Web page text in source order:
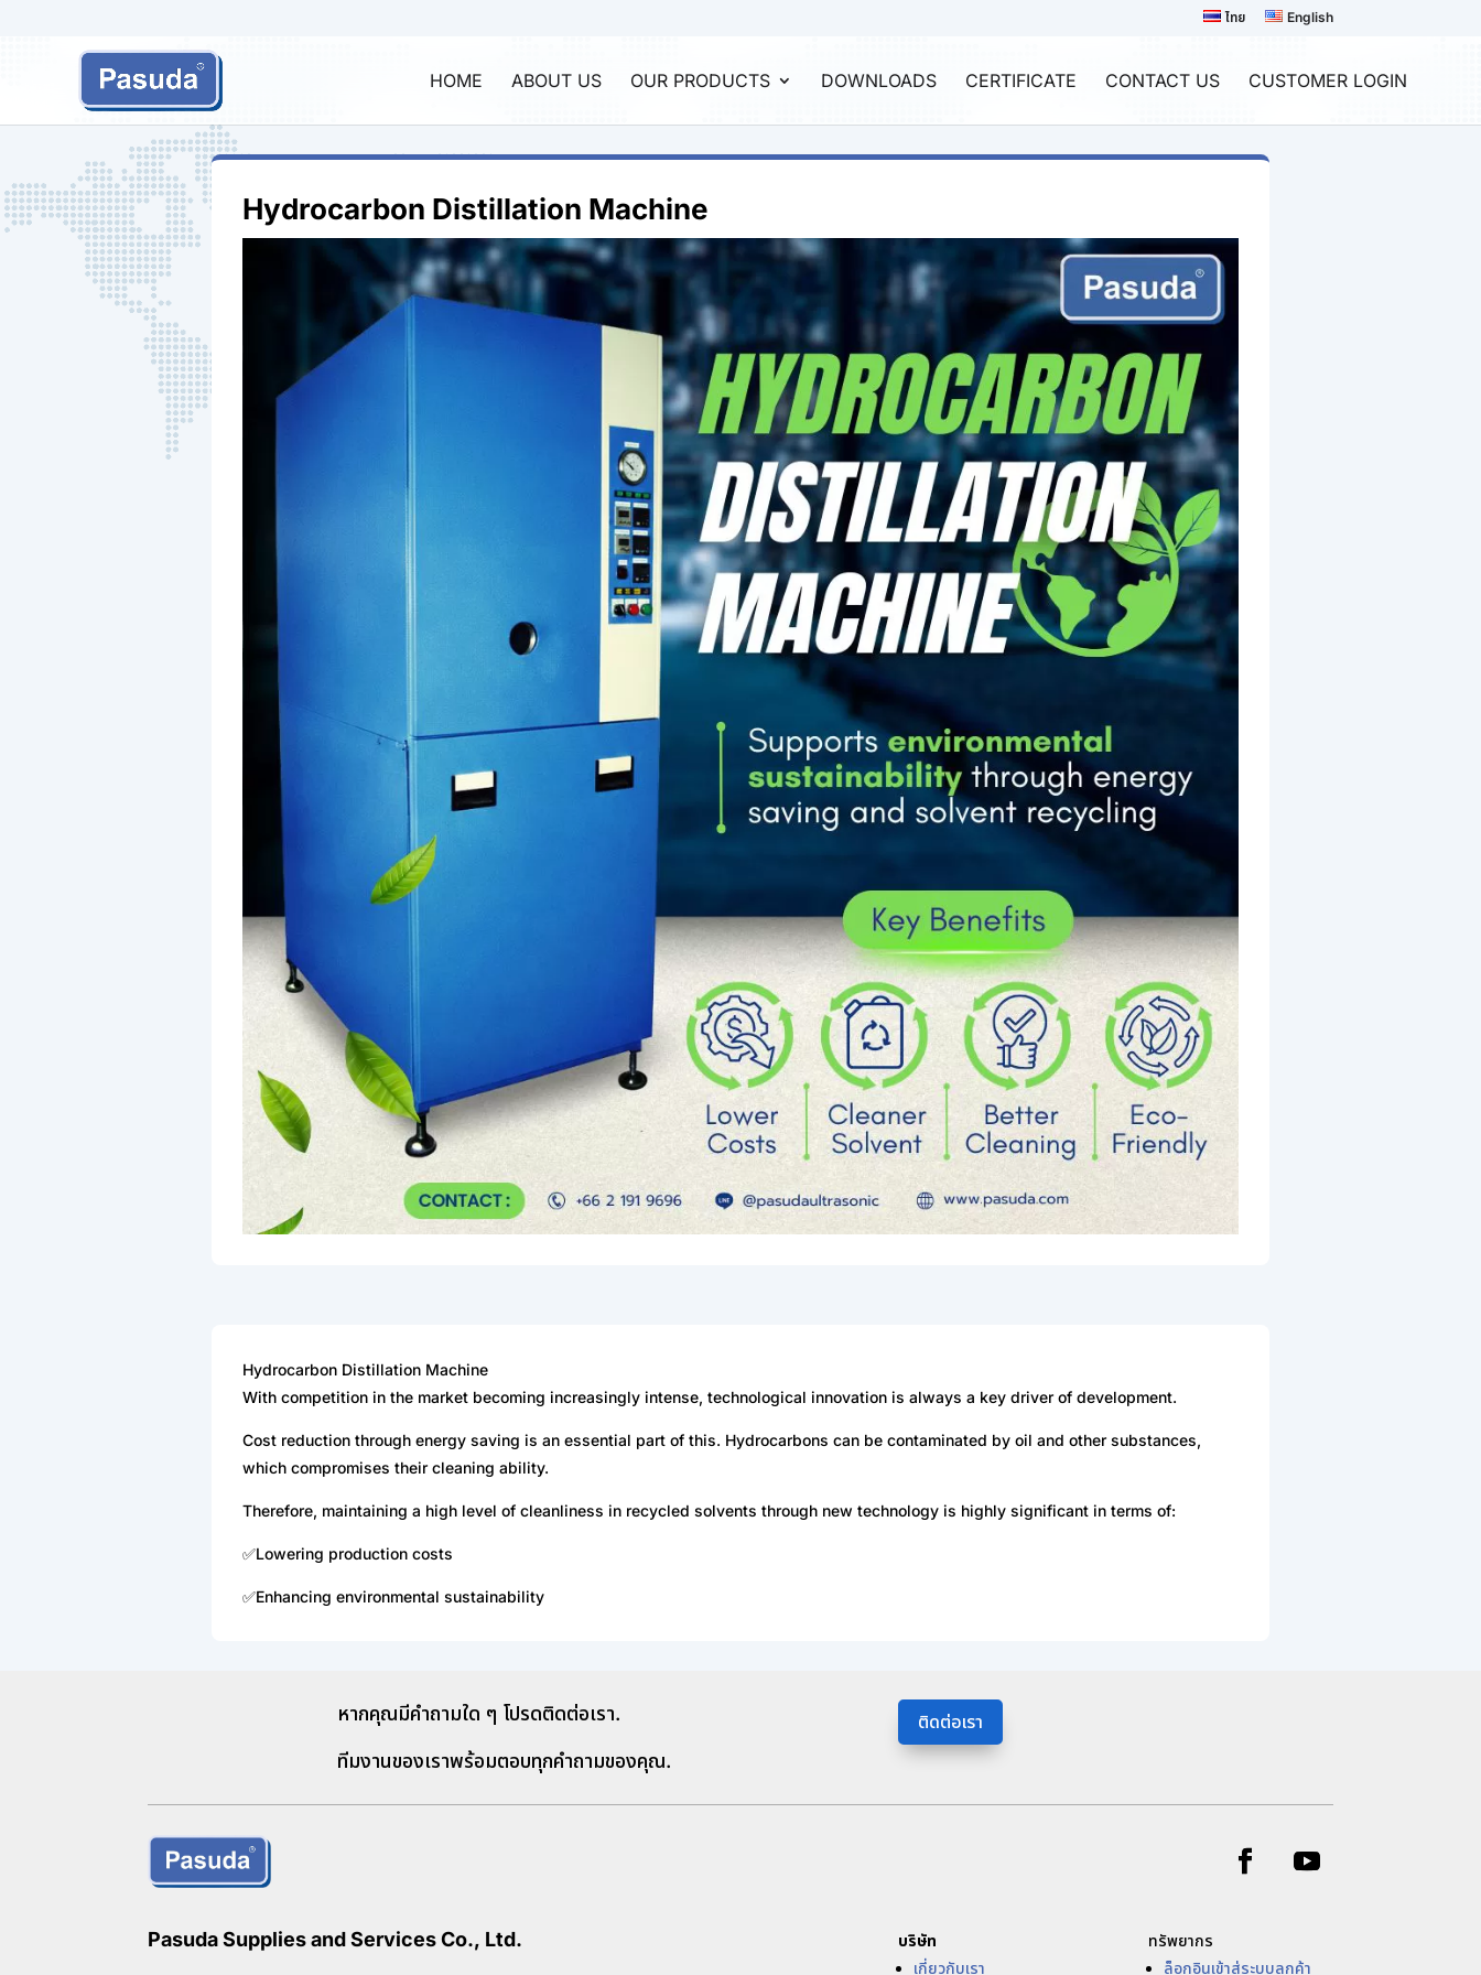
ไทย English
HOME ABOUT US OUR PRODUCTS DOWNLOADS CERTIFICATE CONTACT US CUSTOMER LOGIN
Hydrocarbon Distillation Machine
Hydrocarbon Distillation Machine
With competition in the market becoming increasingly intense, technological innovation is always a key driver of development.
Cost reduction through energy saving is an essential part of this. Hydrocarbons can be contaminated by oil and other substances,
which compromises their cleaning ability.
Therefore, maintaining a high level of cleanliness in recycled solvents through new technology is highly significant in terms of:
✅Lowering production costs
✅Enhancing environmental sustainability
หากคุณมีคำถามใด ๆ โปรดติดต่อเรา.
ทีมงานของเราพร้อมตอบทุกคำถามของคุณ.
ติดต่อเรา
Pasuda Supplies and Services Co., Ltd.
บริษัท
เกี่ยวกับเรา
ทรัพยากร
ล็อกอินเข้าสู่ระบบลูกค้า